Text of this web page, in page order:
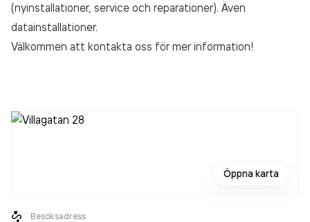
(nyinstallationer, service och reparationer). Även
datainstallationer.
Välkommen att kontakta oss för mer information!
Öppna karta
Besöksadress